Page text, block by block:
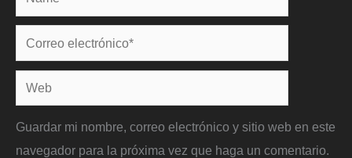
Correo
electrónico*
Web
Guardar mi nombre, correo electrónico y sitio web en este
navegador para la próxima vez que haga un comentario.